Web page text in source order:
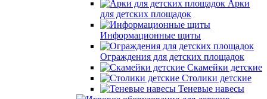
Арки
для детских площадок
Информационные щиты
Ограждения для детских площадок
Скамейки детские
Столики детские
Теневые навесы